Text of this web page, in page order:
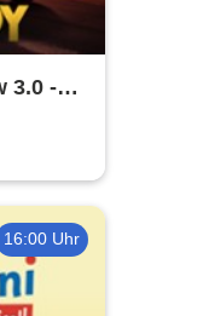
3.0 -
16:00 Uhr